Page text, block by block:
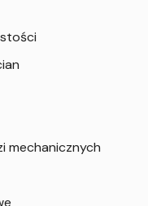
mechanicznych